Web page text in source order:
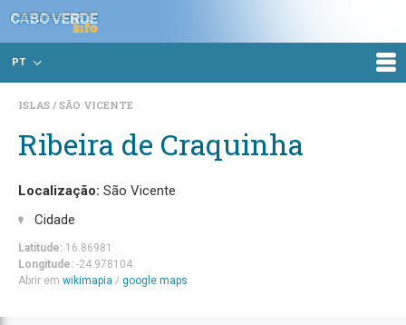
PT
ISLAS SÃO VICENTE
Ribeira de Craquinha
Localização: São Vicente
Cidade
Latitude: 16.86981
Longitude: -24.978104
Abrir em wikimapia / google maps